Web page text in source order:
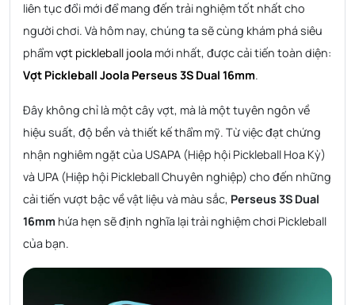
liên tục đổi mới để mang đến trải nghiệm tốt nhất cho
người chơi. Và hôm nay, chúng ta sẽ cùng khám phá siêu
phẩmvợt pickleball joola mới nhất, được cải tiến toàn diện:
Vợt Pickleball Joola Perseus 3S Dual 16mm.
Đây không chỉ là một cây vợt, mà là một tuyên ngôn về
hiệu suất, độ bền và thiết kế thẩm mỹ. Từ việc đạt chứng
nhận nghiêm ngặt của USAPA (Hiệp hội Pickleball Hoa Kỳ)
và UPA (Hiệp hội Pickleball Chuyên nghiệp) cho đến những
cải tiến vượt bậc về vật liệu và màu sắc, Perseus 3S Dual
16mm hứa hẹn sẽ định nghĩa lại trải nghiệm chơi Pickleball
của bạn.